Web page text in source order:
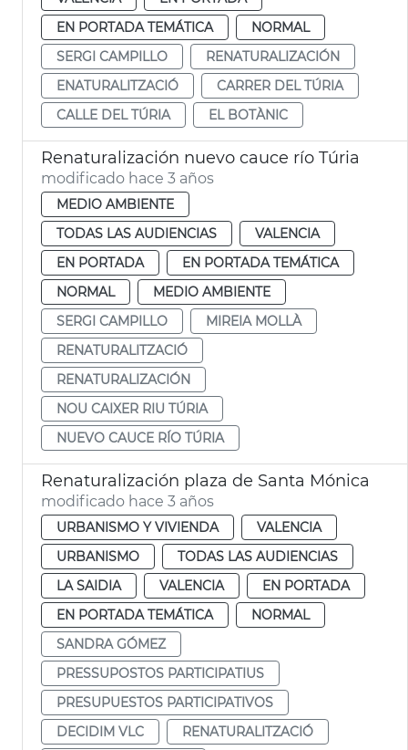
EN PORTADA TEMÁTICA
NORMAL
SERGI CAMPILLO
RENATURALIZACIÓN
ENATURALITZACIÓ
CARRER DEL TÚRIA
CALLE DEL TÚRIA
EL BOTÀNIC
Renaturalización nuevo cauce río Túria
modificado hace 3 años
MEDIO AMBIENTE
TODAS LAS AUDIENCIAS
VALENCIA
EN PORTADA
EN PORTADA TEMÁTICA
NORMAL
MEDIO AMBIENTE
SERGI CAMPILLO
MIREIA MOLLÀ
RENATURALITZACIÓ
RENATURALIZACIÓN
NOU CAIXER RIU TÚRIA
NUEVO CAUCE RÍO TÚRIA
Renaturalización plaza de Santa Mónica
modificado hace 3 años
URBANISMO Y VIVIENDA
VALENCIA
URBANISMO
TODAS LAS AUDIENCIAS
LA SAIDIA
VALENCIA
EN PORTADA
EN PORTADA TEMÁTICA
NORMAL
SANDRA GÓMEZ
PRESSUPOSTOS PARTICIPATIUS
PRESUPUESTOS PARTICIPATIVOS
DECIDIM VLC
RENATURALITZACIÓ